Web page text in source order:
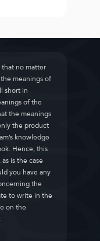
no matter
meanings of
short in
of the
the meanings
the product
knowledge
Hence, this
is the case
you have any
the
to write in the
on the